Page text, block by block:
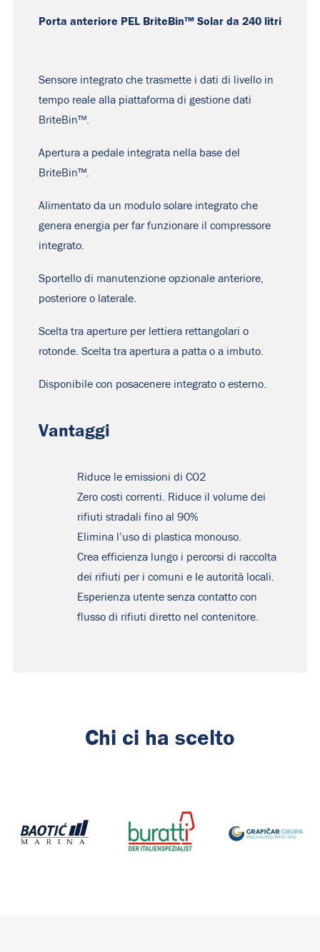
Porta anteriore PEL BriteBin™ Solar da 240 litri
Sensore integrato che trasmette i dati di livello in
tempo reale alla piattaforma di gestione dati
BriteBin™.
Apertura a pedale integrata nella base del
BriteBin™.
Alimentato da un modulo solare integrato che
genera energia per far funzionare il compressore
integrato.
Sportello di manutenzione opzionale anteriore,
posteriore o laterale.
Scelta tra aperture per lettiera rettangolari o
rotonde. Scelta tra apertura a patta o a imbuto.
Disponibile con posacenere integrato o esterno.
Vantaggi
Riduce le emissioni di CO2
Zero costi correnti. Riduce il volume dei
rifiuti stradali fino al 90%
Elimina l’uso di plastica monouso.
Crea efficienza lungo i percorsi di raccolta
dei rifiuti per i comuni e le autorità locali.
Esperienza utente senza contatto con
flusso di rifiuti diretto nel contenitore.
Chi ci ha scelto